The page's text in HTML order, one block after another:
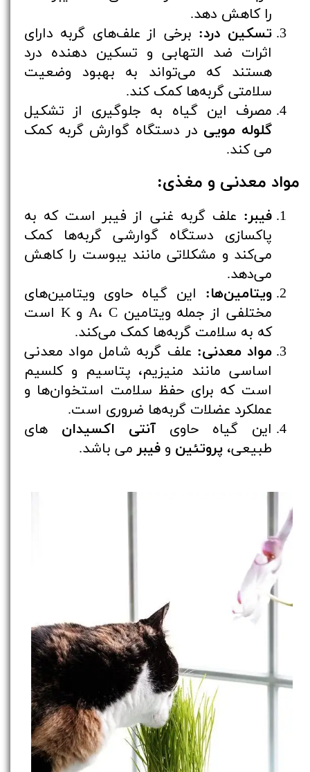
را کاهش دهد.
تسکین درد: برخی از علف‌های گربه دارای
اثرات ضد التهابی و تسکین دهنده درد
هستند که می‌تواند به بهبود وضعیت
سلامتی گربه‌ها کمک کند.
مصرف این گیاه به جلوگیری از تشکیل
گلوله مویی در دستگاه گوارش گربه کمک
می کند.
مواد معدنی و مغذی:
فیبر: علف گربه غنی از فیبر است که به
پاکسازی دستگاه گوارشی گربه‌ها کمک
می‌کند و مشکلاتی مانند یبوست را کاهش
می‌دهد.
ویتامین‌ها: این گیاه حاوی ویتامین‌های
مختلفی از جمله ویتامین A، C و K است
که به سلامت گربه‌ها کمک می‌کند.
مواد معدنی: علف گربه شامل مواد معدنی
اساسی مانند منیزیم، پتاسیم و کلسیم
است که برای حفظ سلامت استخوان‌ها و
عملکرد عضلات گربه‌ها ضروری است.
این گیاه حاوی آنتی اکسیدان های
طبیعی، پروتئین و فیبر می باشد.